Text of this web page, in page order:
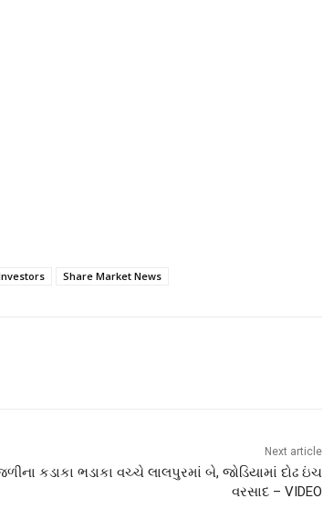
Share Market News
Next article
કડાકા ભડાકા વચ્ચે લાલપુરમાં બે, જોડિયામાં દોઢ ઇંચ
વરસાદ – VIDEO